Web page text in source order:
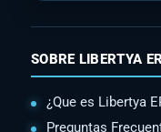
SOBRE LIBERTYA
¿Que es Libertya
Preguntas